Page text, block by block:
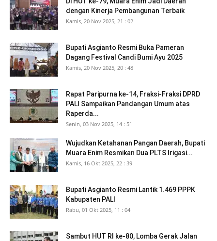
dengan Kinerja Pembangunan Terbaik
Kamis, 20 Nov 2025, 21 : 02
Bupati Asgianto Resmi Buka Pameran
Dagang Festival Candi Bumi Ayu 2025
Kamis, 20 Nov 2025, 20 : 48
Rapat Paripurna ke-14, Fraksi-Fraksi DPRD
PALI Sampaikan Pandangan Umum atas
Raperda...
Senin, 03 Nov 2025, 14 : 51
Wujudkan Ketahanan Pangan Daerah, Bupati
Muara Enim Resmikan Dua PLTS Irigasi...
Kamis, 16 Okt 2025, 22 : 39
Bupati Asgianto Resmi Lantik 1.469 PPPK
Kabupaten PALI
Rabu, 01 Okt 2025, 11 : 04
Sambut HUT RI ke-80, Lomba Gerak Jalan